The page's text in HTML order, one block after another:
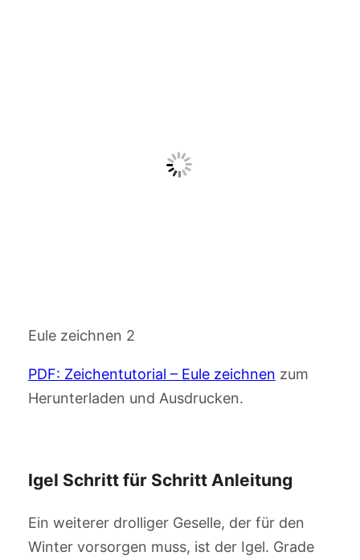
Eule zeichnen 2
PDF: Zeichentutorial – Eule zeichnen zum
Herunterladen und Ausdrucken.
Igel Schritt für Schritt Anleitung
Ein weiterer drolliger Geselle, der für den
Winter vorsorgen muss, ist der Igel. Grade